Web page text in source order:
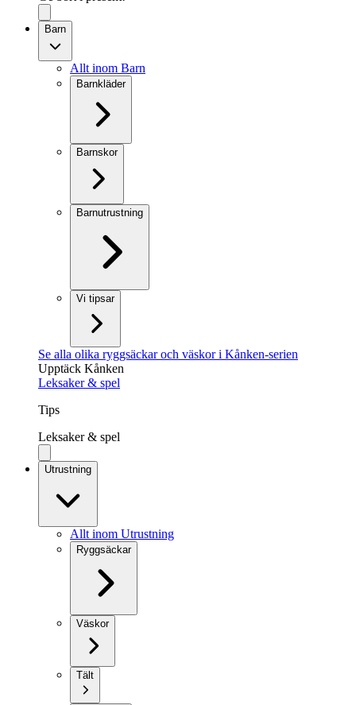
Barn
Allt inom Barn
Barnkläder
Barnskor
Barnutrustning
Vi tipsar
Se alla olika ryggsäckar och väskor i Kånken-serien
Upptäck Kånken
Leksaker & spel
Tips
Leksaker & spel
Utrustning
Allt inom Utrustning
Ryggsäckar
Väskor
Tält